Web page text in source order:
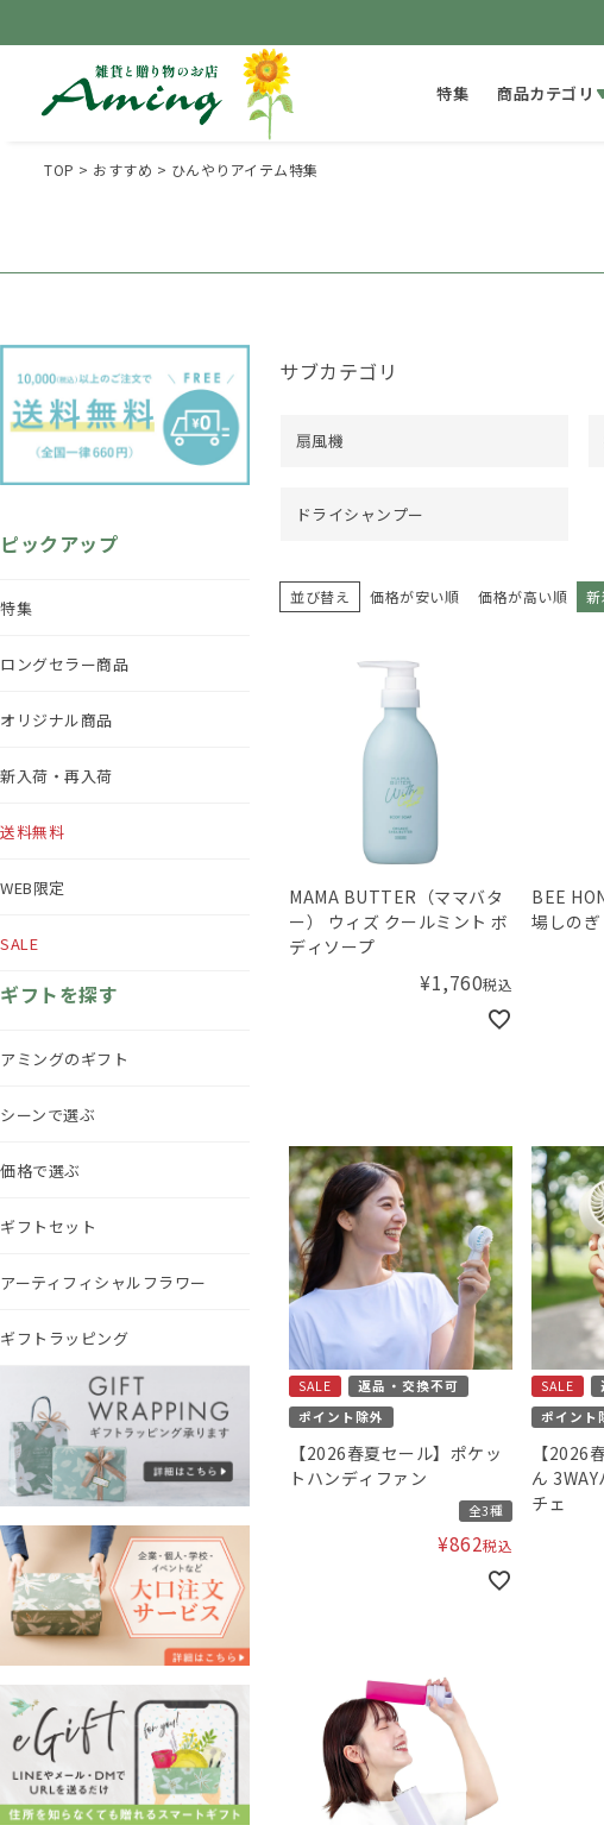
特集 商品カテゴリ
TOP おすすめ ひんやりアイテム特集
ピックアップ
特集
ロングセラー商品
オリジナル商品
新入荷・再入荷
送料無料
WEB限定
SALE
ギフトを探す
アミングのギフト
シーンで選ぶ
価格で選ぶ
ギフトセット
アーティフィシャルフラワー
ギフトラッピング
サブカテゴリ
扇風機
ドライシャンプー
並び替え 価格が安い順 価格が高い順
MAMA BUTTER（ママバタ
ー） ウィズ クールミント ボ
ディソープ
¥1,760税込
BEE
場しの
SALE
返品・交換不可
ポイント除外
【2026春夏セール】ポケッ
トハンディファン
全3種
¥862税込
SALE
ポイント
【2026
ん
チェ